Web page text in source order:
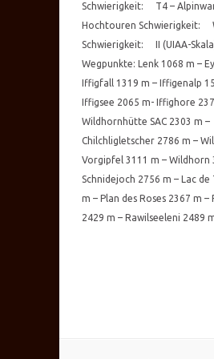
Schwierigkeit: T4 –
Hochtouren Schwierigkeit:
Schwierigkeit: II (UIAA-
Wegpunkte: Lenk 1068 m –
Iffigfall 1319 m – Iffigenalp
Iffigsee 2065 m- Iffighore
Wildhornhütte SAC 2303 m –
Chilchligletscher 2786 m –
Vorgipfel 3111 m – Wildhorn
Schnidejoch 2756 m – Lac de
m – Plan des Roses 2367 m –
2429 m – Rawilseeleni 2489